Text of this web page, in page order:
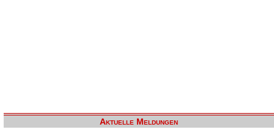
Aktuelle Meldungen